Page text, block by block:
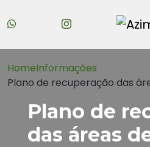
HomeInformações
Plano de recuperação das
Plano de
das áreas